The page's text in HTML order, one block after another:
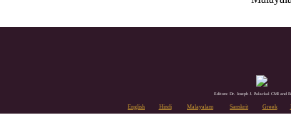
Editors: Dr. Joseph J. Palackal CMI and
English Hindi Malayalam Sanskrit Greek